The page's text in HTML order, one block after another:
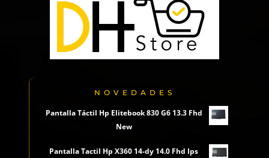
NOVEDADES
Pantalla Táctil Hp Elitebook 830 G6 13.3 Fhd
New
Pantalla Tactil Hp X360 14-dy 14.0 Fhd Ips